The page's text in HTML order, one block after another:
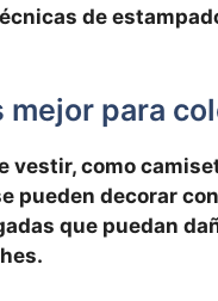
‌de
mejor para
vestir, como
pueden decorar
que puedan